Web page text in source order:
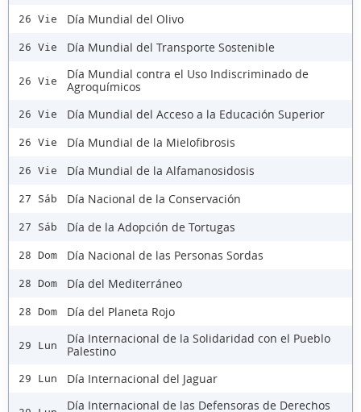
26 Vie Día Mundial del Olivo
26 Vie Día Mundial del Transporte Sostenible
26 Vie
Día Mundial contra el Uso Indiscriminado de
Agroquímicos
26 Vie Día Mundial del Acceso a la Educación Superior
26 Vie Día Mundial de la Mielofibrosis
26 Vie Día Mundial de la Alfamanosidosis
27 Sáb Día Nacional de la Conservación
27 Sáb Día de la Adopción de Tortugas
28 Dom Día Nacional de las Personas Sordas
28 Dom Día del Mediterráneo
28 Dom Día del Planeta Rojo
29 Lun
Día Internacional de la Solidaridad con el Pueblo
Palestino
29 Lun Día Internacional del Jaguar
Día Internacional de las Defensoras de Derechos